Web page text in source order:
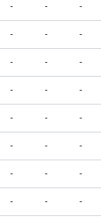
- - -
- - -
- - -
- - -
- - -
- - -
- - -
- - -